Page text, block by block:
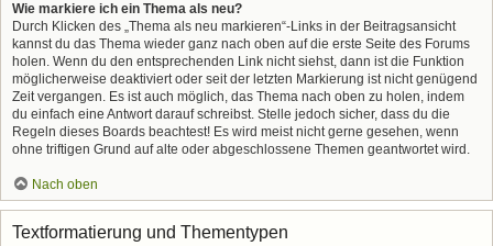
Wie markiere ich ein Thema als neu?
Durch Klicken des „Thema als neu markieren“-Links in der Beitragsansicht
kannst du das Thema wieder ganz nach oben auf die erste Seite des Forums
holen. Wenn du den entsprechenden Link nicht siehst, dann ist die Funktion
möglicherweise deaktiviert oder seit der letzten Markierung ist nicht genügend
Zeit vergangen. Es ist auch möglich, das Thema nach oben zu holen, indem
du einfach eine Antwort darauf schreibst. Stelle jedoch sicher, dass du die
Regeln dieses Boards beachtest! Es wird meist nicht gerne gesehen, wenn
ohne triftigen Grund auf alte oder abgeschlossene Themen geantwortet wird.
Nach oben
Textformatierung und Thementypen